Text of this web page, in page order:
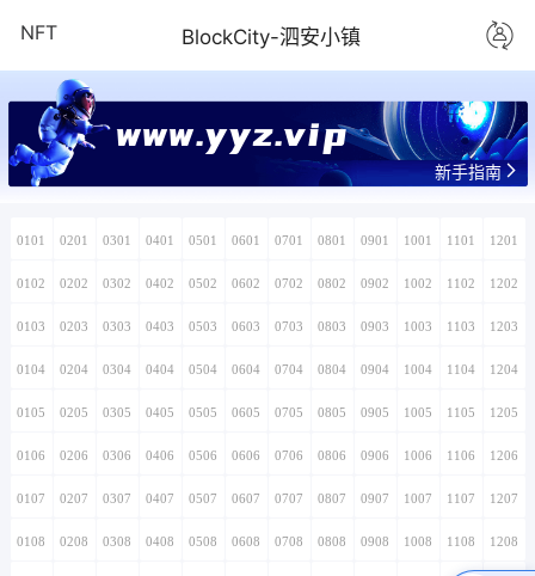
NFT BlockCity-泗安小镇
www.yyz.vip
新手指南
0101 0201 0301 0401 0501 0601 0701 0801 0901 1001 1101 1201
0102 0202 0302 0402 0502 0602 0702 0802 0902 1002 1102 1202
0103 0203 0303 0403 0503 0603 0703 0803 0903 1003 1103 1203
0104 0204 0304 0404 0504 0604 0704 0804 0904 1004 1104 1204
0105 0205 0305 0405 0505 0605 0705 0805 0905 1005 1105 1205
0106 0206 0306 0406 0506 0606 0706 0806 0906 1006 1106 1206
0107 0207 0307 0407 0507 0607 0707 0807 0907 1007 1107 1207
0108 0208 0308 0408 0508 0608 0708 0808 0908 1008 1108 1208